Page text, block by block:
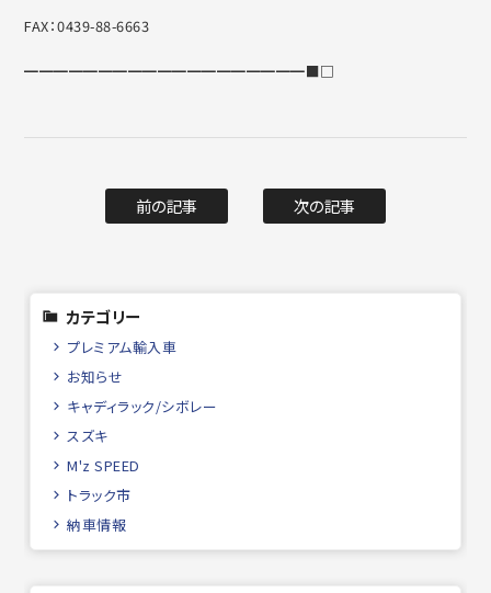
FAX：0439-88-6663
━━━━━━━━━━━━━━━━━━━■□
前の記事 次の記事
カテゴリー
プレミアム輸入車
お知らせ
キャディラック/シボレー
スズキ
M'z SPEED
トラック市
納車情報